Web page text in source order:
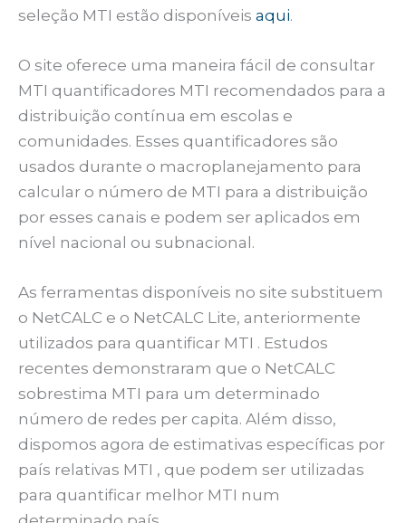
seleção MTI estão disponíveis aqui.
O site oferece uma maneira fácil de consultar
MTI quantificadores MTI recomendados para a
distribuição contínua em escolas e
comunidades. Esses quantificadores são
usados durante o macroplanejamento para
calcular o número de MTI para a distribuição
por esses canais e podem ser aplicados em
nível nacional ou subnacional.
As ferramentas disponíveis no site substituem
o NetCALC e o NetCALC Lite, anteriormente
utilizados para quantificar MTI . Estudos
recentes demonstraram que o NetCALC
sobrestima MTI para um determinado
número de redes per capita. Além disso,
dispomos agora de estimativas específicas por
país relativas MTI , que podem ser utilizadas
para quantificar melhor MTI num